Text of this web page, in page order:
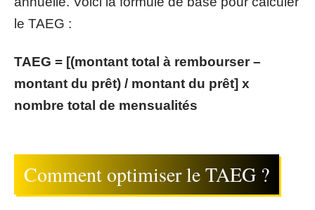
le TAEG :
TAEG = [(montant total à rembourser –
montant du prêt) / montant du prêt] x
nombre total de mensualités
Comment optimiser le TAEG ?